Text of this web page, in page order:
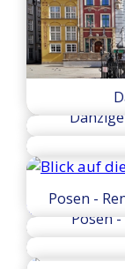
Posen -
Posen